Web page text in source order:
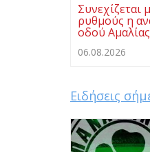
Συνεχίζεται
ρυθμούς η
οδού Αμαλίας
06.08.2026
Ειδήσεις